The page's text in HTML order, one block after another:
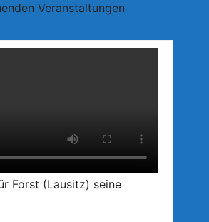
Veranstaltungen
Forst (Lausitz) seine